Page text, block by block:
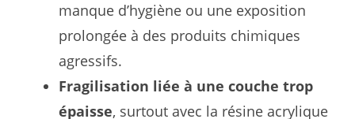
manque d’hygiène ou une exposition
prolongée à des produits chimiques
agressifs.
Fragilisation liée à une couche trop
épaisse, surtout avec la résine acrylique